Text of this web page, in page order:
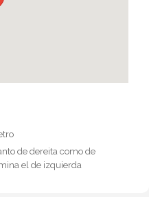
de dereita como de
el de izquierda